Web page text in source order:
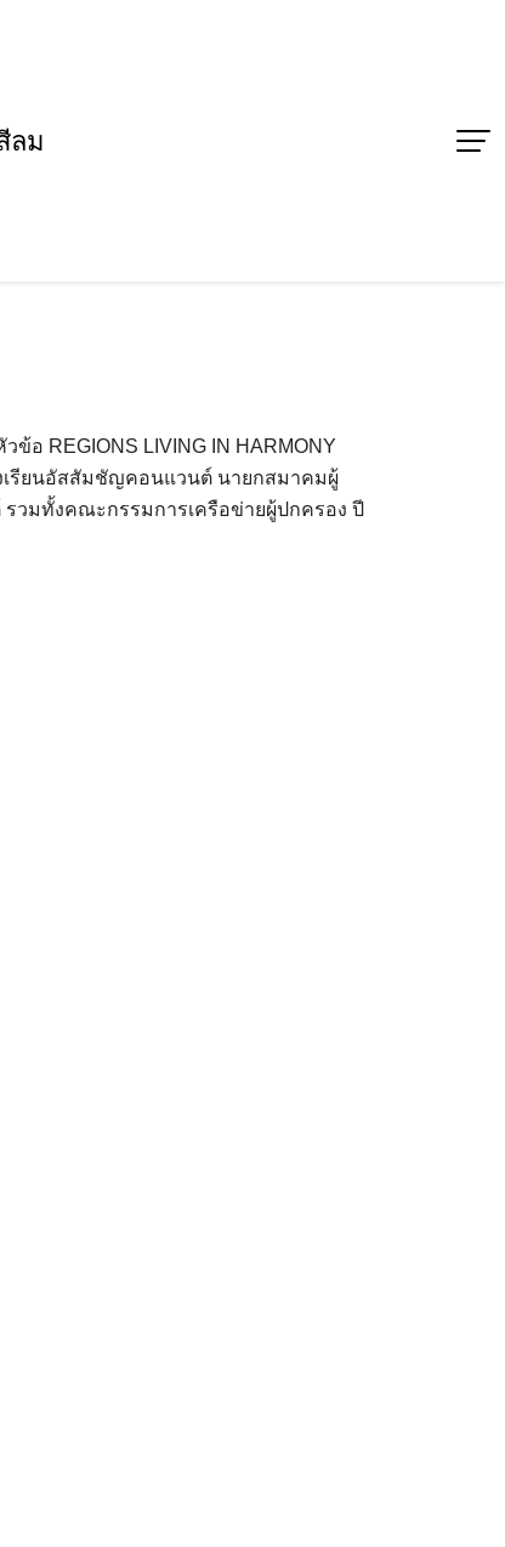
ลม
อ REGIONS LIVING IN HARMONY
เรียนอัสสัมชัญคอนแวนต์ นายกสมาคมผู้
มทั้งคณะกรรมการเครือข่ายผู้ปกครอง ปี